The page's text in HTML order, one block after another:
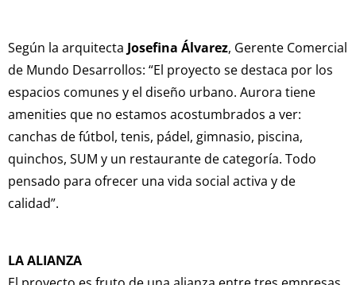
Según la arquitecta Josefina Álvarez, Gerente Comercial
de Mundo Desarrollos: “El proyecto se destaca por los
espacios comunes y el diseño urbano. Aurora tiene
amenities que no estamos acostumbrados a ver:
canchas de fútbol, tenis, pádel, gimnasio, piscina,
quinchos, SUM y un restaurante de categoría. Todo
pensado para ofrecer una vida social activa y de
calidad”.
LA ALIANZA